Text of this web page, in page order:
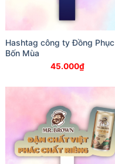
Hashtag công ty Đồng Phục
Bốn Mùa
45.000₫